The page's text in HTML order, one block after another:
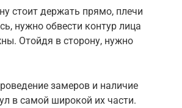
стоит держать прямо, плечи
нужно обвести контур лица
Отойдя в сторону, нужно
замеров и наличие
в самой широкой их части.